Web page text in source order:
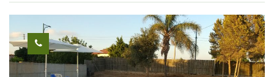
אופן הכנת גבינות מחלב עיזים. כמו כן, פעילויות הגמעת טלאים מבקבוקי
חלב מעשירות כל רגע בחווה. מותנה בתיאום מראש. פעילויות במאהל –
הכנת תוכניות העשרה לקבוצות במאהל הבדואי, בהתבסס על האטרקציות
המגוונות בחוות הדקלים. מתאים לגני ילדים ולבתי ספר. מגוון פעולות יצירה